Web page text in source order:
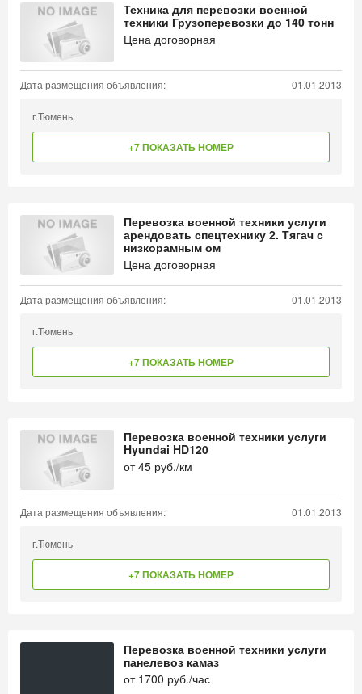
Техника для перевозки военной
техники Грузоперевозки до 140 тонн
Цена договорная
Дата размещения объявления: 01.01.2013
г.Тюмень
+7 ПОКАЗАТЬ НОМЕР
Перевозка военной техники услуги
арендовать спецтехнику 2. Тягач с
низкорамным ом
Цена договорная
Дата размещения объявления: 01.01.2013
г.Тюмень
+7 ПОКАЗАТЬ НОМЕР
Перевозка военной техники услуги
Hyundai HD120
от45 руб./км
Дата размещения объявления: 01.01.2013
г.Тюмень
+7 ПОКАЗАТЬ НОМЕР
Перевозка военной техники услуги
панелевоз камаз
от 1700 руб./час